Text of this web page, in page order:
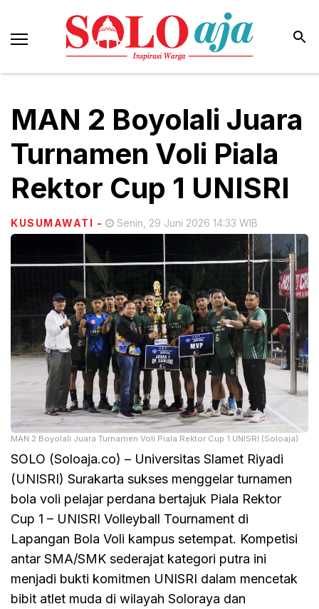
MAN 2 Boyolali Juara
Turnamen Voli Piala
Rektor Cup 1 UNISRI
KUSUMAWATI - Senin, 29 Juni 2026 14:33 WIB
MAN 2 Boyolali Juara Turnamen Voli Piala Rektor Cup 1 UNISRI (Soloaja)
SOLO (Soloaja.co) – Universitas Slamet Riyadi
(UNISRI) Surakarta sukses menggelar turnamen
bola voli pelajar perdana bertajuk Piala Rektor
Cup 1 – UNISRI Volleyball Tournament di
Lapangan Bola Voli kampus setempat. Kompetisi
antar SMA/SMK sederajat kategori putra ini
menjadi bukti komitmen UNISRI dalam mencetak
bibit atlet muda di wilayah Soloraya dan